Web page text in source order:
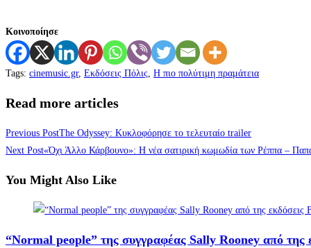
Κοινοποίησε
Tags: cinemusic.gr, Εκδόσεις Πόλις Η πιο πολύτιμη πραμάτεια
Read more articles
Previous PostThe Odyssey: Κυκλοφόρησε το τελευταίο trailer
Next Post«Όχι Άλλο Κάρβουνο»: Η νέα σατιρική κωμωδία των Ρέππα –
You Might Also Like
“Normal people” της συγγραφέας Sally Rooney από της